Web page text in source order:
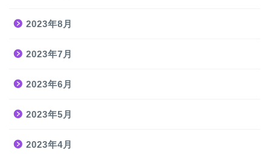
2023年8月
2023年7月
2023年6月
2023年5月
2023年4月